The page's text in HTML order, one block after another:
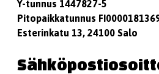
Y-tunnus 1447827-5
Pitopaikkatunnus
Esterinkatu 13, 24100 Salo